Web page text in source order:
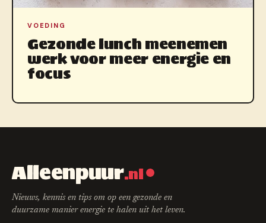
VOEDING
Gezonde lunch meenemen
werk voor meer energie en
focus
Alleenpuur.nl
Nieuws, kennis en tips om op een gezonde en
duurzame manier energie te halen uit het leven.